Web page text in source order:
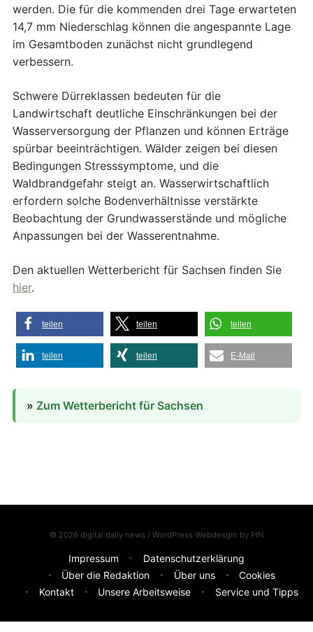
werden. Die für die kommenden drei Tage erwarteten
14,7 mm Niederschlag können die angespannte Lage
im Gesamtboden zunächst nicht grundlegend
verbessern.
Schwere Dürreklassen bedeuten für die
Landwirtschaft deutliche Einschränkungen bei der
Wasserversorgung der Pflanzen und können Erträge
spürbar beeinträchtigen. Wälder zeigen bei diesen
Bedingungen Stresssymptome, und die
Waldbrandgefahr steigt an. Wasserwirtschaftlich
erfordern solche Bodenverhältnisse verstärkte
Beobachtung der Grundwasserstände und mögliche
Anpassungen bei der Wasserentnahme.
Den aktuellen Wetterbericht für Sachsen finden Sie
hier.
teilen teilen teilen
teilen teilen E-Mail
» Zum Wetterbericht für Sachsen
© 2026 digital daily news / WordPress Webdesgin by PIN
Impressum
Datenschutzerklärung
Über die Redaktion
Über uns
Cookies
Kontakt
Unsere Arbeitsweise Service und Tipps